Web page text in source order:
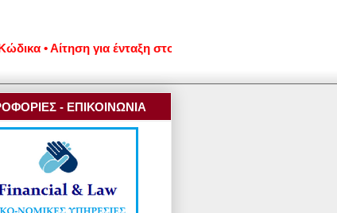
για ένταξη στον νέο εξωδικαστικό
- ΕΠΙΚΟΙΝΩΝΙΑ